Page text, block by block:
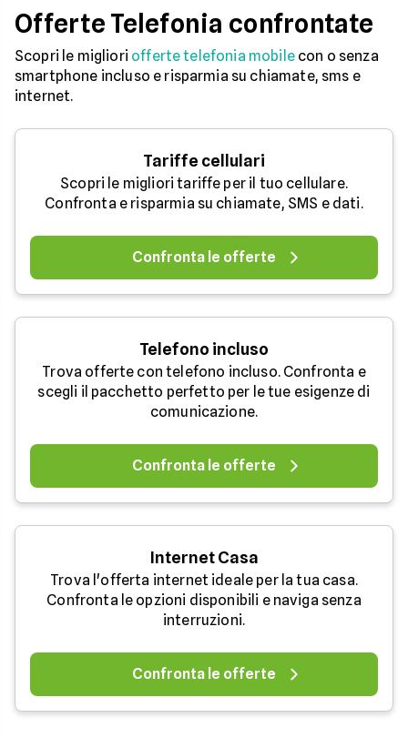
Offerte Telefonia confrontate
Scopri le migliori offerte telefonia mobilecon o senza
smartphone incluso e risparmia su chiamate, sms e
internet.
Tariffe cellulari
Scopri le migliori tariffe per il tuo cellulare.
Confronta e risparmia su chiamate, SMS e dati.
Confronta le offerte
Telefono incluso
Trova offerte con telefono incluso. Confronta e
scegli il pacchetto perfetto per le tue esigenze di
comunicazione.
Confronta le offerte
Internet Casa
Trova l'offerta internet ideale per la tua casa.
Confronta le opzioni disponibili e naviga senza
interruzioni.
Confronta le offerte